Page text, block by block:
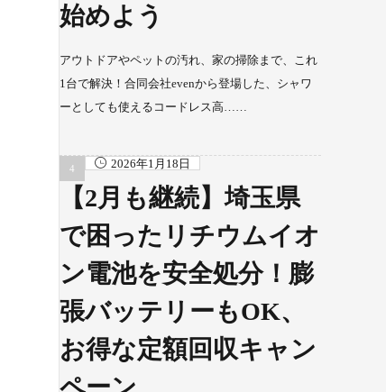
始めよう
アウトドアやペットの汚れ、家の掃除まで、これ
1台で解決！合同会社evenから登場した、シャワ
ーとしても使えるコードレス高……
2026年1月18日
【2月も継続】埼玉県
で困ったリチウムイオ
ン電池を安全処分！膨
張バッテリーもOK、
お得な定額回収キャン